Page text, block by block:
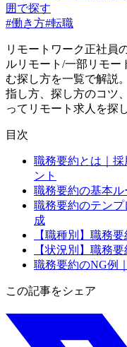
囲で探す
#働き方#転職
リモートワーク正社員
ルリモート/一部リモー
む探し方を一覧で解説
指し方、探し方のコツ
ってリモート求人を探
目次
職務要約とは｜
ント
職務要約の基本
職務要約のテン
成
【職種別】職務
【状況別】職務
職務要約のNG例
この記事をシェア